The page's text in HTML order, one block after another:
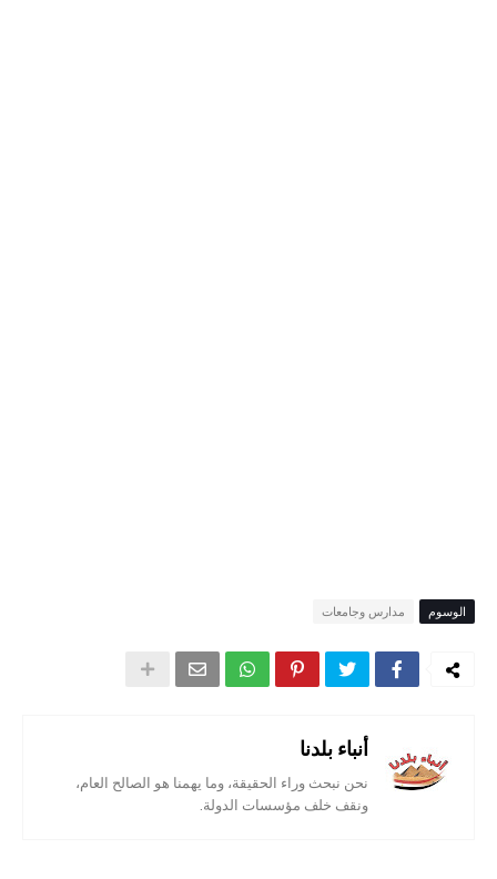
الوسوم مدارس وجامعات
أنباء بلدنا
نحن نبحث وراء الحقيقة، وما يهمنا هو الصالح العام،
ونقف خلف مؤسسات الدولة.